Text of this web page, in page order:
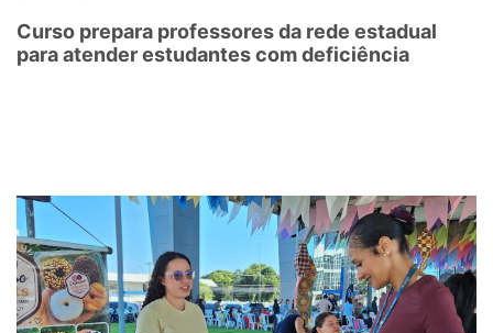
Curso prepara professores da rede estadual
para atender estudantes com deficiência